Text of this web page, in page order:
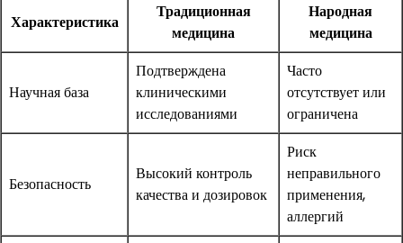
Характеристика
Традиционная
медицина
Народная
медицина
Научная база
Подтверждена
клиническими
исследованиями
Часто
отсутствует или
ограничена
Безопасность
Высокий контроль
качества и дозировок
Риск
неправильного
применения,
аллергий